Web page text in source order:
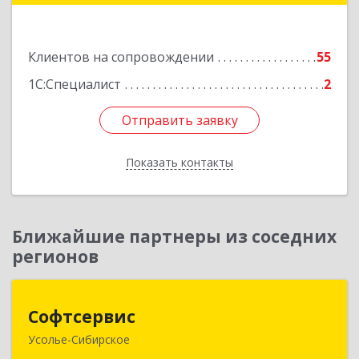
Клиентов на сопровождении
55
1С:Специалист
2
Отправить заявку
Показать контакты
Отправить заявку
Назад
Ближайшие партнеры из соседних
регионов
Софтсервис
Усолье-Сибирское
665451, Иркутская обл, Усолье-Сибирское г,